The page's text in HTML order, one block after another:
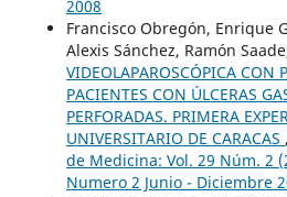
2008
Francisco Obregón, Enrique
Alexis Sánchez, Ramón
VIDEOLAPAROSCÓPICA CON
PACIENTES CON ÚLCERAS
PERFORADAS. PRIMERA
UNIVERSITARIO DE CARACAS ,
de Medicina: Vol. 29 Núm. 2
Numero 2 Junio - Diciembre